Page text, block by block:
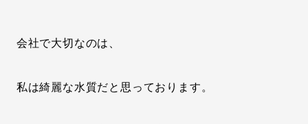
会社で大切なのは、
私は綺麗な水質だと思っております。